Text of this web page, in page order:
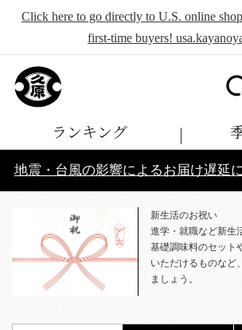
Click here to go directly to U.S. online
first-time buyers!
ランキング
地震・台風の影響によるお届け遅延
新生活のお祝い
進学・就職など新生
基礎調味料のセット
いただけるものなど
ましょう。